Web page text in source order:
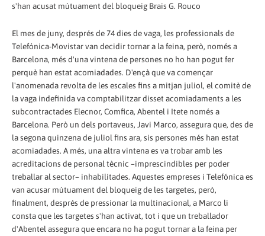
s'han acusat mútuament del bloqueig Brais G. Rouco
El mes de juny, després de 74 dies de vaga, les professionals de
Telefónica-Movistar van decidir tornar a la feina, però, només a
Barcelona, més d'una vintena de persones no ho han pogut fer
perquè han estat acomiadades. D'ençà que va començar
l'anomenada revolta de les escales fins a mitjan juliol, el comitè de
la vaga indefinida va comptabilitzar disset acomiadaments a les
subcontractades Elecnor, Comfica, Abentel i Itete només a
Barcelona. Però un dels portaveus, Javi Marco, assegura que, des de
la segona quinzena de juliol fins ara, sis persones més han estat
acomiadades. A més, una altra vintena es va trobar amb les
acreditacions de personal tècnic –imprescindibles per poder
treballar al sector– inhabilitades. Aquestes empreses i Telefónica es
van acusar mútuament del bloqueig de les targetes, però,
finalment, després de pressionar la multinacional, a Marco li
consta que les targetes s'han activat, tot i que un treballador
d'Abentel assegura que encara no ha pogut tornar a la feina per